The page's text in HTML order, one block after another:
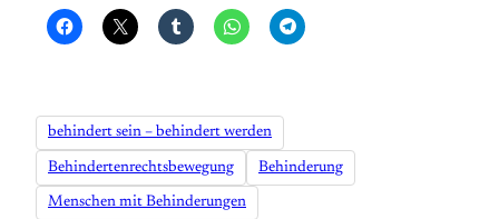
behindert sein – behindert werden
Behindertenrechtsbewegung Behinderung
Menschen mit Behinderungen